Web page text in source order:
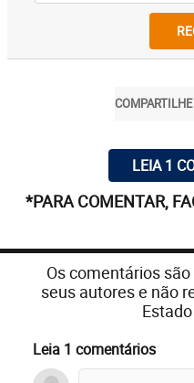
COMPARTILHE
LEIA 1
*PARA COMENTAR,
Os comentários
seus autores e não
Leia 1 comentários